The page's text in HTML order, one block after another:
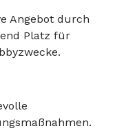
Angebot durch
Platz für